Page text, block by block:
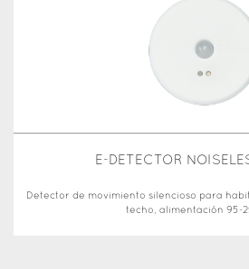
E-DETECTOR
Detector de movimiento silencioso para
techo, alimentación 95-